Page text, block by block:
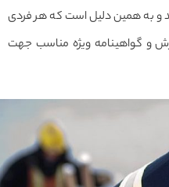
همین دلیل است که هر فردی
ویژه مناسب جهت